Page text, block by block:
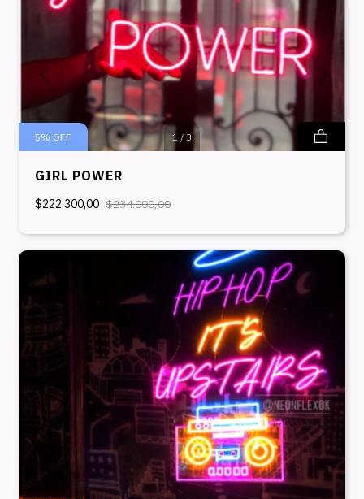
1 / 3
5% OFF
GIRL POWER
$222.300,00 $234.000,00